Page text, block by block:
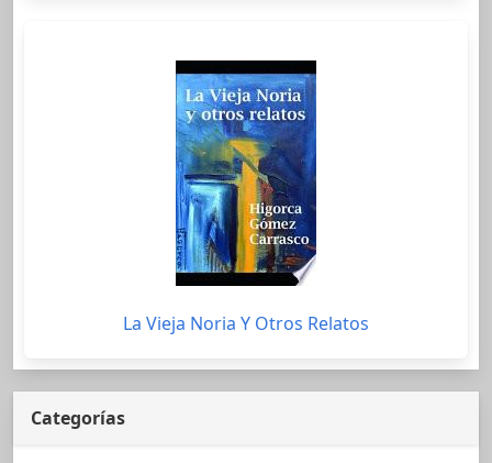
La Vieja Noria Y Otros Relatos
Categorías